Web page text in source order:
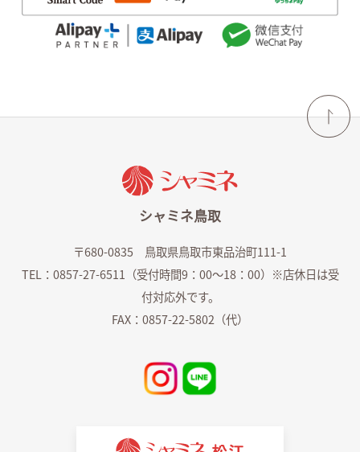
シャミネ鳥取
〒680-0835 鳥取県鳥取市東品治町111-1
TEL：0857-27-6511（受付時間9：00～18：00）※店休日は受
付対応外です。
FAX：0857-22-5802（代）